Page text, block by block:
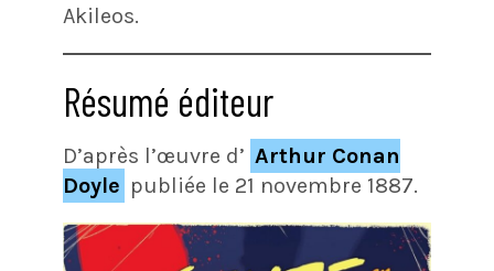
Akileos.
Résumé éditeur
D’après l’œuvre d’ Arthur Conan
Doyle publiée le 21 novembre 1887.